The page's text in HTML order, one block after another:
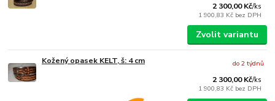
2 300,00 Kč/ks
1 900,83 Kč bez DPH
Zvolit variantu
Kožený opasek KELT, š: 4 cm
2 300,00 Kč/ks
1 900,83 Kč bez DPH
do 2 týdnů